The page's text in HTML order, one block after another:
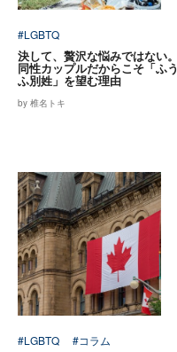
#LGBTQ
決して、贅沢な悩みではない。
同性カップルだからこそ「ふう
ふ別姓」を望む理由
by 椎名トキ
#LGBTQ #コラム